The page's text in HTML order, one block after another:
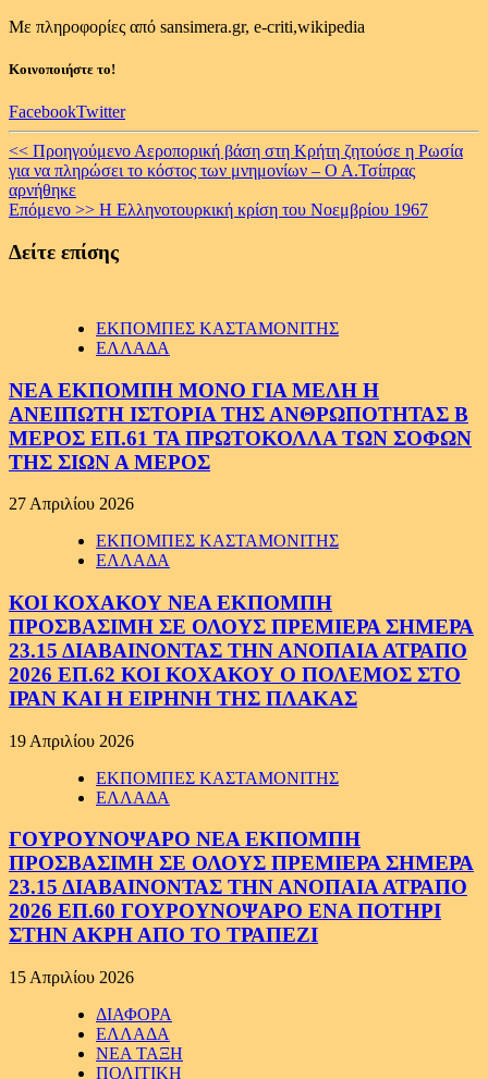
Mε πληροφορίες από sansimera.gr, e-criti,wikipedia
Κοινοποιήστε το!
FacebookTwitter
Continue
Reading
<< Προηγούμενο Αεροπορική βάση στη Κρήτη ζητούσε η Ρωσία
για να πληρώσει το κόστος των μνημονίων – Ο Α.Τσίπρας
αρνήθηκε
Επόμενο >> Η Eλληνοτουρκική κρίση του Νοεμβρίου 1967
Δείτε επίσης
ΕΚΠΟΜΠΕΣ ΚΑΣΤΑΜΟΝΙΤΗΣ
ΕΛΛΑΔΑ
ΝΕΑ ΕΚΠΟΜΠΗ ΜΟΝΟ ΓΙΑ ΜΕΛΗ Η
ΑΝΕΙΠΩΤΗ ΙΣΤΟΡΙΑ ΤΗΣ ΑΝΘΡΩΠΟΤΗΤΑΣ Β
ΜΕΡΟΣ ΕΠ.61 ΤΑ ΠΡΩΤΟΚΟΛΛΑ ΤΩΝ ΣΟΦΩΝ
ΤΗΣ ΣΙΩΝ Α ΜΕΡΟΣ
27 Απριλίου 2026
ΕΚΠΟΜΠΕΣ ΚΑΣΤΑΜΟΝΙΤΗΣ
ΕΛΛΑΔΑ
ΚΟΙ ΚΟΧΑΚΟΥ ΝΕΑ ΕΚΠΟΜΠΗ
ΠΡΟΣΒΑΣΙΜΗ ΣΕ ΟΛΟΥΣ ΠΡΕΜΙΕΡΑ ΣΗΜΕΡΑ
23.15 ΔΙΑΒΑΙΝΟΝΤΑΣ ΤΗΝ ΑΝΟΠΑΙΑ ΑΤΡΑΠΟ
2026 ΕΠ.62 ΚΟΙ ΚΟΧΑΚΟΥ Ο ΠΟΛΕΜΟΣ ΣΤΟ
ΙΡΑΝ ΚΑΙ Η ΕΙΡΗΝΗ ΤΗΣ ΠΛΑΚΑΣ
19 Απριλίου 2026
ΕΚΠΟΜΠΕΣ ΚΑΣΤΑΜΟΝΙΤΗΣ
ΕΛΛΑΔΑ
ΓΟΥΡΟΥΝΟΨΑΡΟ ΝΕΑ ΕΚΠΟΜΠΗ
ΠΡΟΣΒΑΣΙΜΗ ΣΕ ΟΛΟΥΣ ΠΡΕΜΙΕΡΑ ΣΗΜΕΡΑ
23.15 ΔΙΑΒΑΙΝΟΝΤΑΣ ΤΗΝ ΑΝΟΠΑΙΑ ΑΤΡΑΠΟ
2026 ΕΠ.60 ΓΟΥΡΟΥΝΟΨΑΡΟ ΕΝΑ ΠΟΤΗΡΙ
ΣΤΗΝ ΑΚΡΗ ΑΠΟ ΤΟ ΤΡΑΠΕΖΙ
15 Απριλίου 2026
ΔΙΑΦΟΡΑ
ΕΛΛΑΔΑ
ΝΕΑ ΤΑΞΗ
ΠΟΛΙΤΙΚΗ